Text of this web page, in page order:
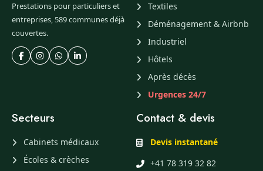
Prestations pour particuliers et
entreprises, 589 communes déjà
couvertes.
Textiles
Déménagement & Airbnb
Industriel
Hôtels
Après décès
Urgences 24/7
Secteurs
Cabinets médicaux
Écoles & crèches
Contact & devis
Devis instantané
+41 78 319 32 82